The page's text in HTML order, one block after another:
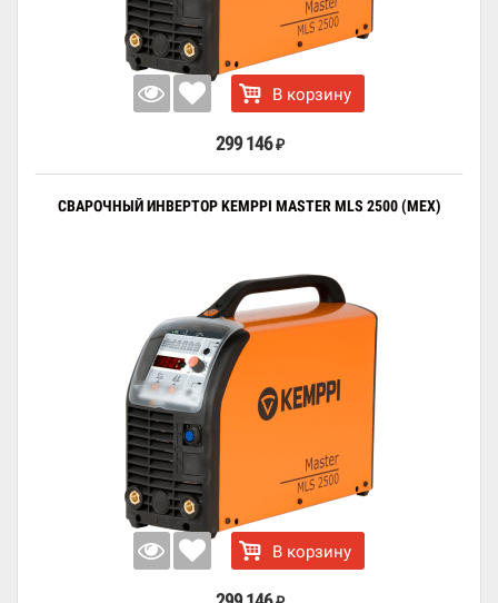
В корзину
299 146 ₽
СВАРОЧНЫЙ ИНВЕРТОР KEMPPI MASTER MLS 2500 (MEX)
В корзину